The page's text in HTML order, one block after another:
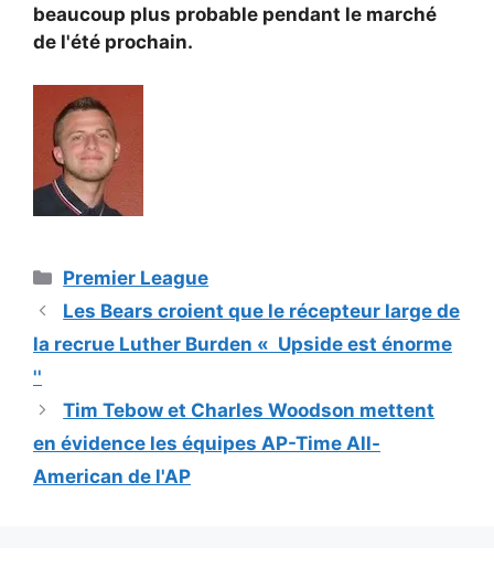
beaucoup plus probable pendant le marché
de l'été prochain.
Catégories
Premier League
Les Bears croient que le récepteur large de
la recrue Luther Burden « Upside est énorme
''
Tim Tebow et Charles Woodson mettent
en évidence les équipes AP-Time All-
American de l'AP